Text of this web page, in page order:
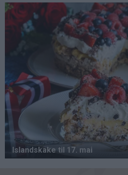
Hopp
hovedinnhold